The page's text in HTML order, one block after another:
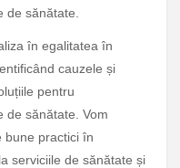
de sănătate.
în egalitatea în
cauzele și
pentru
de sănătate. Vom
bune practici în
serviciile de sănătate și